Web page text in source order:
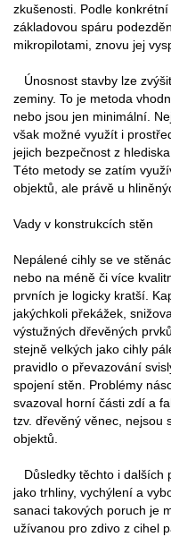
zkušenosti. Podle
základovou spáru
mikropilotami, znovu jej
Únosnost stavby lze
zeminy. To je metoda
nebo jsou jen minimální.
však možné využít i
jejich bezpečnost z
Této metody se zatím
objektů, ale právě u
Vady v konstrukcích stěn
Nepálené cihly se ve
nebo na méně či více
prvních je logicky kratší.
jakýchkoli překážek,
výstužných dřevěných
stejně velkých jako cihly
pravidlo o převazování
spojení stěn. Problémy
svazoval horní části zdí a
tzv. dřevěný věnec, nejsou
objektů.
Důsledky těchto i dalších
jako trhliny, vychýlení a
sanaci takových poruch je
užívanou pro zdivo z cihel